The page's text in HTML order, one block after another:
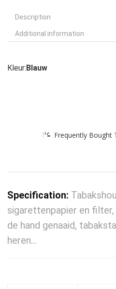
Description
Additional information
Kleur:Blauw
Frequently Bought
Specification:
sigarettenpapier en
de hand genaaid,
heren…